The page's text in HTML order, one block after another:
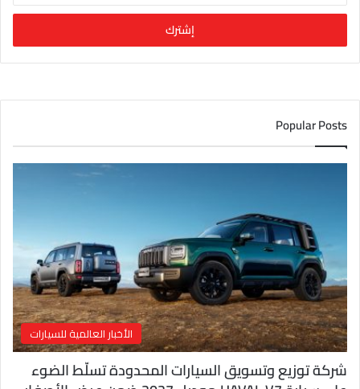
خ
ب
ر
د
ا
ل
إ
ي
Popular Posts
الأخبار العالمية للسيارات
شركة توزيع وتسويق السيارات المحدودة تسلّط الضوء